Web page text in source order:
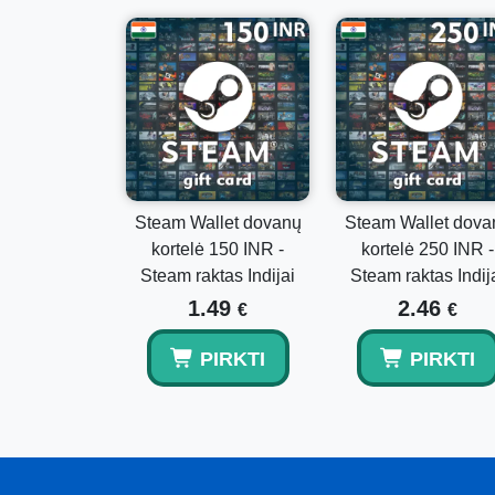
Steam Wallet dovanų
kortelė 150 INR -
Steam raktas Indijai
1.49 €
PIRKTI
Steam Wallet
kortelė 250 INR -
Steam raktas
2.46 €
PIRKTI